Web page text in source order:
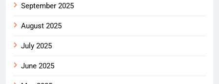
September 2025
August 2025
July 2025
June 2025